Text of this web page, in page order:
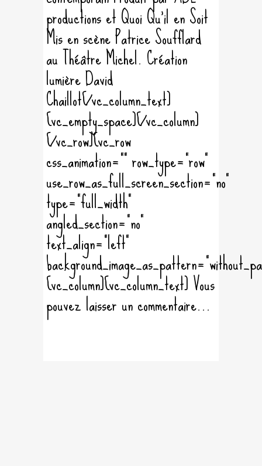
productions et Quoi Qu'il en Soit
Mis en scène Patrice Soufflard
au Théâtre Michel. Création
lumière David
Chaillot[/vc_column_text]
[vc_empty_space][/vc_column]
[/vc_row][vc_row
css_animation="" row_type="row"
use_row_as_full_screen_section="no"
type="full_width"
angled_section="no"
text_align="left"
[vc_column][vc_column_text] Vous
pouvez laisser un commentaire...